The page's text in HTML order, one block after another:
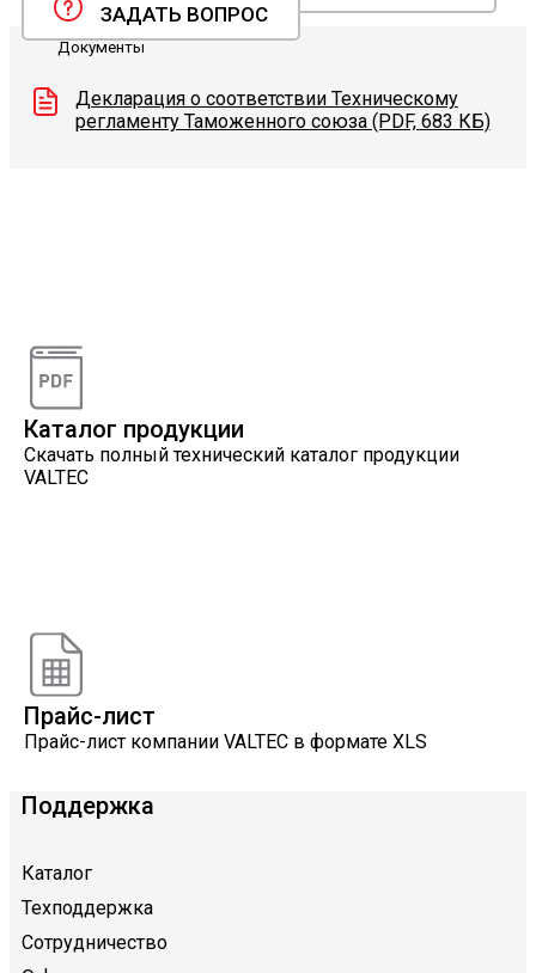
ЗАДАТЬ ВОПРОС
Документы
Декларация о соответствии Техническому
регламенту Таможенного союза (PDF, 683 КБ)
Каталог продукции
Скачать полный технический каталог продукции
VALTEC
Прайс-лист
Прайс-лист компании VALTEC в формате XLS
Поддержка
Каталог
Техподдержка
Сотрудничество